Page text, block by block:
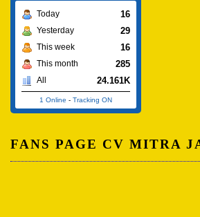
Today 16
Yesterday 29
This week 16
This month 285
All 24.161K
1 Online - Tracking ON
FANS PAGE CV MITRA